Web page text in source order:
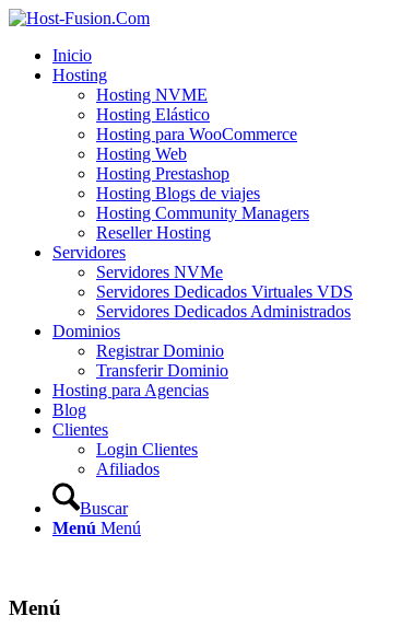
Inicio
Hosting
Hosting NVME
Hosting Elástico
Hosting para WooCommerce
Hosting Web
Hosting Prestashop
Hosting Blogs de viajes
Hosting Community Managers
Reseller Hosting
Servidores
Servidores NVMe
Servidores Dedicados Virtuales VDS
Servidores Dedicados Administrados
Dominios
Registrar Dominio
Transferir Dominio
Hosting para Agencias
Blog
Clientes
Login Clientes
Afiliados
Buscar
Menú Menú
Menú